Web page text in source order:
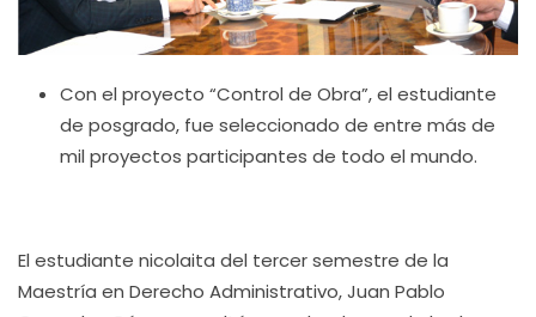
Con el proyecto “Control de Obra”, el estudiante
de posgrado, fue seleccionado de entre más de
mil proyectos participantes de todo el mundo.
El estudiante nicolaita del tercer semestre de la
Maestría en Derecho Administrativo, Juan Pablo